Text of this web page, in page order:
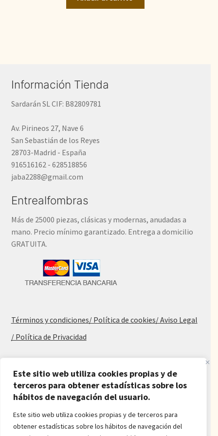
Este sitio web utiliza cookies propias y de
terceros para obtener estadísticas sobre los
hábitos de navegación del usuario.
Este sitio web utiliza cookies propias y de terceros para
obtener estadísticas sobre los hábitos de navegación del
1.200,00€.
Información Tienda
Sardarán SL CIF: B82809781
Av. Pirineos 27, Nave 6
San Sebastián de los Reyes
28703-Madrid - España
916516162 - 628518856
jaba2288@gmail.com
Entrealfombras
Más de 25000 piezas, clásicas y modernas, anudadas a
mano. Precio mínimo garantizado. Entrega a domicilio
GRATUITA.
Términos y condiciones/ Política de cookies/ Aviso Legal
/ Política de Privacidad
Alfombras baratas
Procedencia de las alfombras
Oferta de alfombras
Alfombras juveniles